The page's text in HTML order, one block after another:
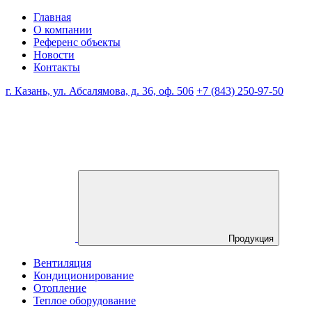
Главная
О компании
Референс объекты
Новости
Контакты
г. Казань, ул. Абсалямова, д. 36, оф. 506 +7 (843) 250-97-50
Продукция
Вентиляция
Кондиционирование
Отопление
Теплое оборудование